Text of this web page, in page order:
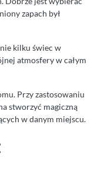
zapach był
kilku świec w
atmosfery w całym
Przy zastosowaniu
stworzyć magiczną
w danym miejscu.